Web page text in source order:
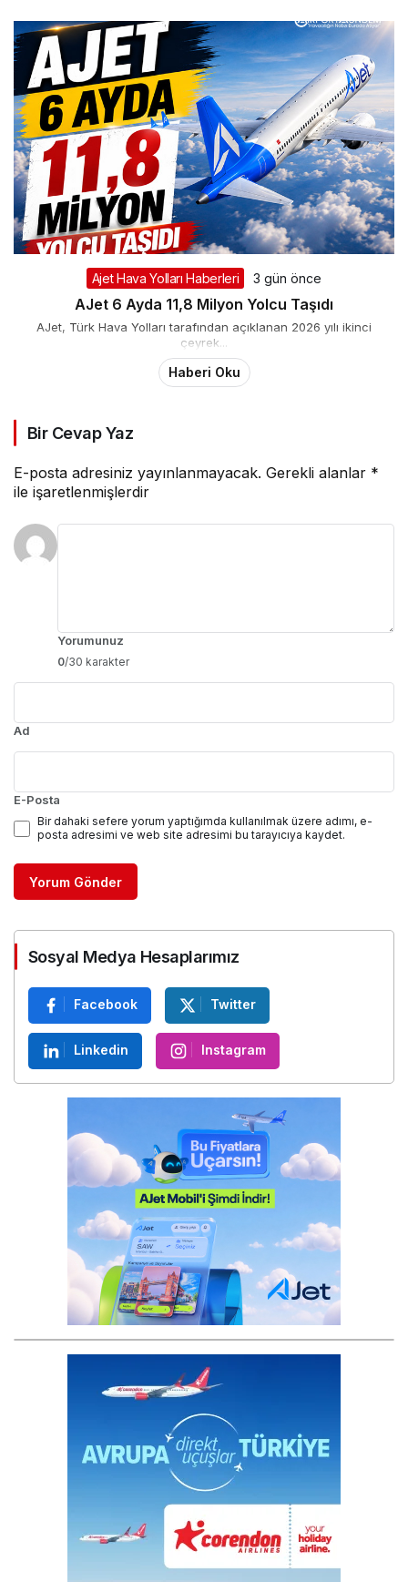
Ajet Hava Yolları Haberleri 3 gün önce
AJet 6 Ayda 11,8 Milyon Yolcu Taşıdı
AJet, Türk Hava Yolları tarafından açıklanan 2026 yılı ikinci
çeyrek...
Haberi Oku
Bir Cevap Yaz
E-posta adresiniz yayınlanmayacak. Gerekli alanlar *
ile işaretlenmişlerdir
Yorumunuz
0/30 karakter
Ad
E-Posta
Bir dahaki sefere yorum yaptığımda kullanılmak üzere adımı, e-
posta adresimi ve web site adresimi bu tarayıcıya kaydet.
Yorum Gönder
Sosyal Medya Hesaplarımız
Facebook Twitter
Linkedin Instagram